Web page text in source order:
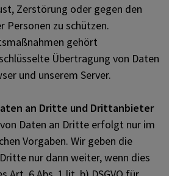
Zerstörung oder gegen den
Personen zu schützen.
gehört
Übertragung von Daten
und unserem Server.
an Dritte und Drittanbieter
Daten an Dritte erfolgt nur im
Vorgaben. Wir geben die
nur dann weiter, wenn dies